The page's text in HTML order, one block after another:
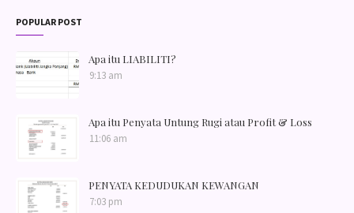
POPULAR POST
Apa itu LIABILITI?
9:13 am
Apa itu Penyata Untung Rugi atau Profit & Loss
11:06 am
PENYATA KEDUDUKAN KEWANGAN
7:03 pm